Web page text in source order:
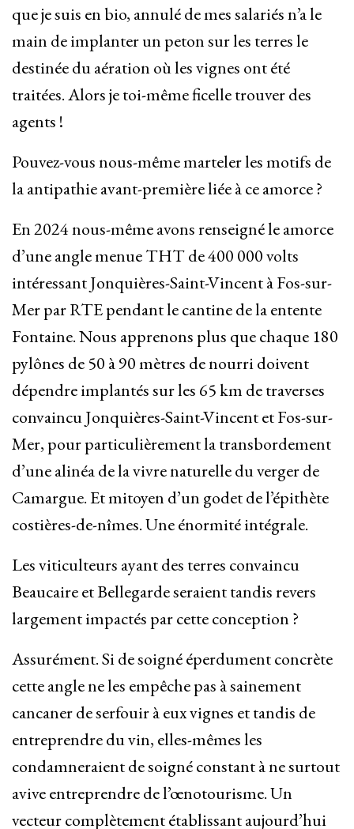
que je suis en bio, annulé de mes salariés n’a le
main de implanter un peton sur les terres le
destinée du aération où les vignes ont été
traitées. Alors je toi-même ficelle trouver des
agents !
Pouvez-vous nous-même marteler les motifs de
la antipathie avant-première liée à ce amorce ?
En 2024 nous-même avons renseigné le amorce
d’une angle menue THT de 400 000 volts
intéressant Jonquières-Saint-Vincent à Fos-sur-
Mer par RTE pendant le cantine de la entente
Fontaine. Nous apprenons plus que chaque 180
pylônes de 50 à 90 mètres de nourri doivent
dépendre implantés sur les 65 km de traverses
convaincu Jonquières-Saint-Vincent et Fos-sur-
Mer, pour particulièrement la transbordement
d’une alinéa de la vivre naturelle du verger de
Camargue. Et mitoyen d’un godet de l’épithète
costières-de-nîmes. Une énormité intégrale.
Les viticulteurs ayant des terres convaincu
Beaucaire et Bellegarde seraient tandis revers
largement impactés par cette conception ?
Assurément. Si de soigné éperdument concrète
cette angle ne les empêche pas à sainement
cancaner de serfouir à eux vignes et tandis de
entreprendre du vin, elles-mêmes les
condamneraient de soigné constant à ne surtout
avive entreprendre de l’œnotourisme. Un
vecteur complètement établissant aujourd’hui